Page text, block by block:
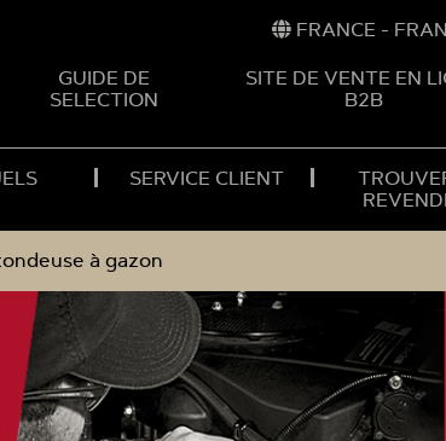
FRANCE -
GUIDE DE
SELECTION
SITE DE VENTE EN
B2B
SERVICE CLIENT
à gazon